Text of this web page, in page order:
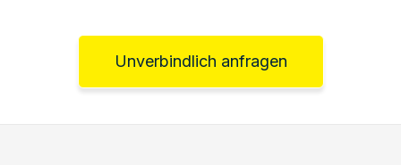
Unverbindlich anfragen